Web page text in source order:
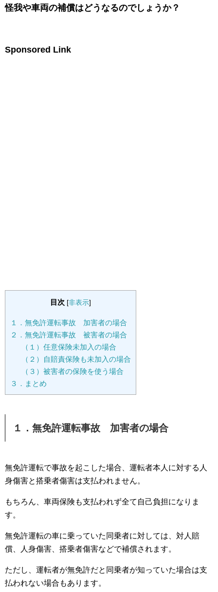
怪我や車両の補償はどうなるのでしょうか？
Sponsored Link
目次 [非表示]
１．無免許運転事故 加害者の場合
２．無免許運転事故 被害者の場合
（１）任意保険未加入の場合
（２）自賠責保険も未加入の場合
（３）被害者の保険を使う場合
３．まとめ
１．無免許運転事故 加害者の場合
無免許運転で事故を起こした場合、運転者本人に対する人
身傷害と搭乗者傷害は支払われません。
もちろん、車両保険も支払われず全て自己負担になりま
す。
無免許運転の車に乗っていた同乗者に対しては、対人賠
償、人身傷害、搭乗者傷害などで補償されます。
ただし、運転者が無免許だと同乗者が知っていた場合は支
払われない場合もあります。